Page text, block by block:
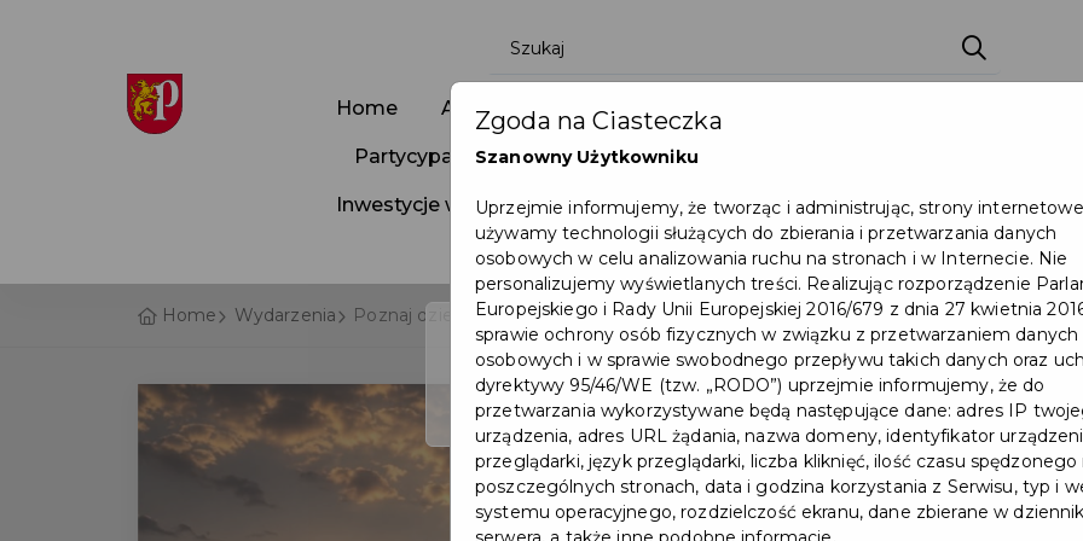
Home Aktualności Wydarzenia
Partycypacja Społeczna Programy
Inwestycje w Pruszczu Mapa Miasta Załatw sprawę
Ochrona ludności
Home Wydarzenia Poznaj dzieje Ziemi w Faktorii Handlowej
Wydarzenie już się zakończyło
Zgoda na Ciasteczka
Szanowny Użytkowniku
Uprzejmie informujemy, że tworząc i administrując, strony internetowe
używamy technologii służących do zbierania i przetwarzania danych
osobowych w celu analizowania ruchu na stronach i w Internecie. Nie
personalizujemy wyświetlanych treści. Realizując rozporządzenie
Europejskiego i Rady Unii Europejskiej 2016/679 z dnia 27 kwietnia
sprawie ochrony osób fizycznych w związku z przetwarzaniem danych
osobowych i w sprawie swobodnego przepływu takich danych oraz
dyrektywy 95/46/WE (tzw. „RODO”) uprzejmie informujemy, że do
przetwarzania wykorzystywane będą następujące dane: adres IP
urządzenia, adres URL żądania, nazwa domeny, identyfikator
przeglądarki, język przeglądarki, liczba kliknięć, ilość czasu spędzonego
poszczególnych stronach, data i godzina korzystania z Serwisu, typ i
systemu operacyjnego, rozdzielczość ekranu, dane zbierane w